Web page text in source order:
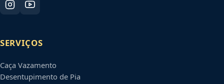
SERVIÇOS
Caça Vazamento
Desentupimento de Pia